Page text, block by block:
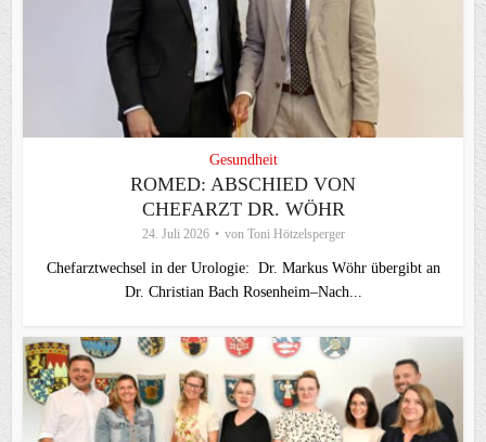
Gesundheit
ROMED: ABSCHIED VON
CHEFARZT DR. WÖHR
24. Juli 2026 von Toni Hötzelsperger
Chefarztwechsel in der Urologie: Dr. Markus Wöhr übergibt an
Dr. Christian Bach Rosenheim–Nach...